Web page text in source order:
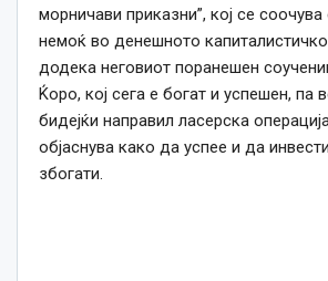
морничави приказни”, кој се
немоќ во денешното
додека неговиот поранешен
Ќоро, кој сега е богат и успешен, па
бидејќи направил ласерска
објаснува како да успее и да
збогати.